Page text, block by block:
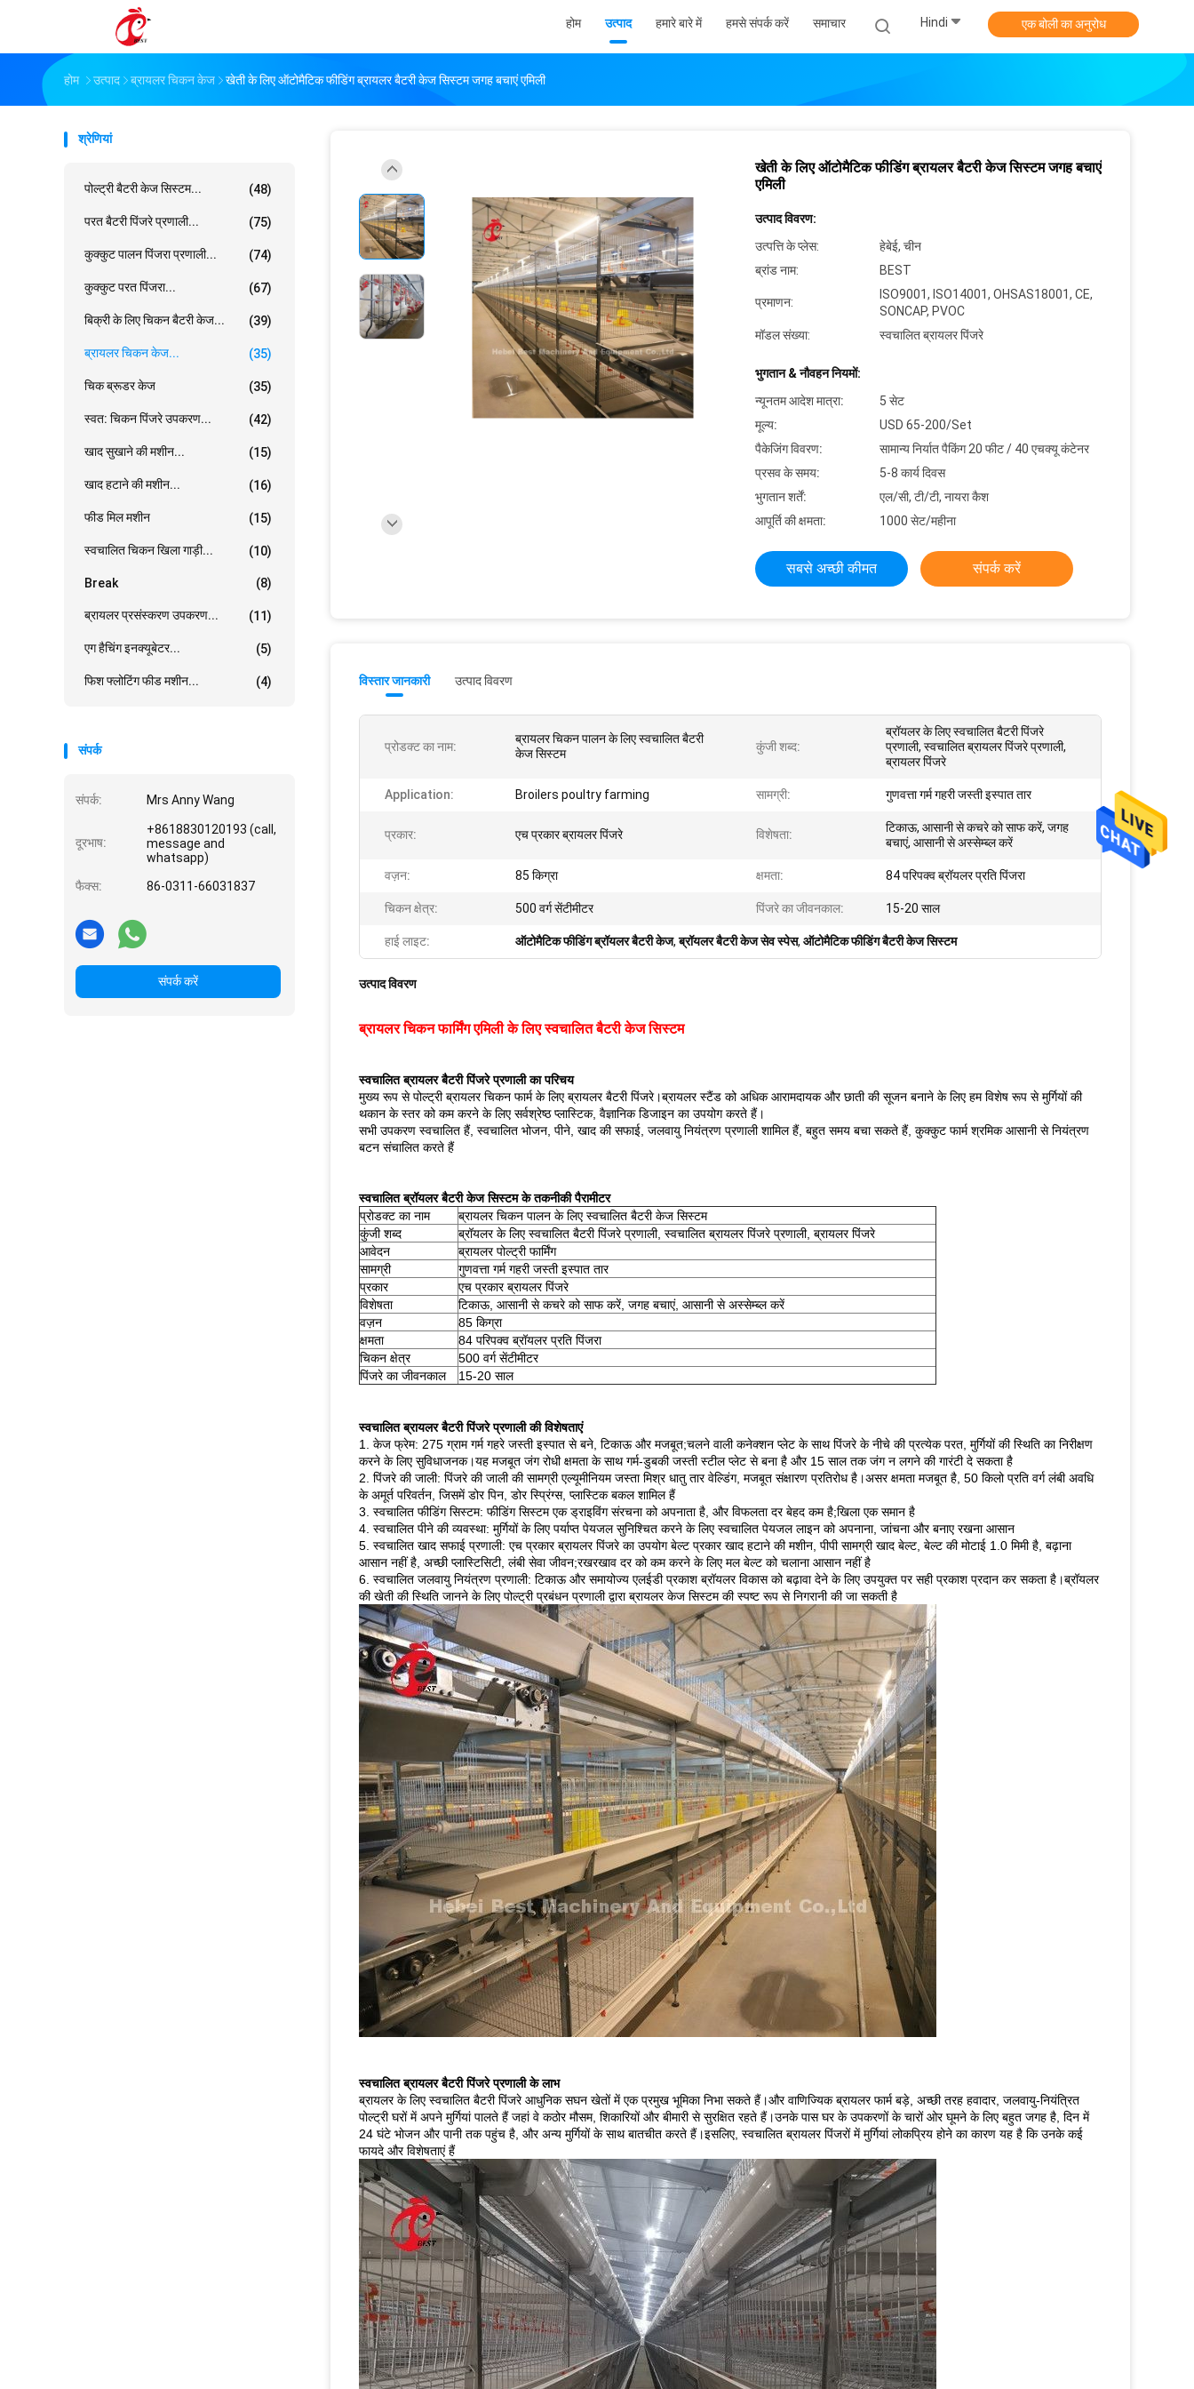
होम उत्पाद हमारे बारे में हमसे संपर्क करें समाचार Hindi एक बोली का अनुरोध
होम उत्पाद ब्रायलर चिकन केज खेती के लिए ऑटोमैटिक फीडिंग ब्रायलर बैटरी केज सिस्टम जगह बचाएं एमिली
श्रेणियां
पोल्ट्री बैटरी केज सिस्टम... (48)
परत बैटरी पिंजरे प्रणाली... (75)
कुक्कुट पालन पिंजरा प्रणाली... (74)
कुक्कुट परत पिंजरा... (67)
बिक्री के लिए चिकन बैटरी केज... (39)
ब्रायलर चिकन केज... (35)
चिक ब्रूडर केज (35)
स्वत: चिकन पिंजरे उपकरण... (42)
खाद सुखाने की मशीन... (15)
खाद हटाने की मशीन... (16)
फीड मिल मशीन (15)
स्वचालित चिकन खिला गाड़ी... (10)
Break (8)
ब्रायलर प्रसंस्करण उपकरण... (11)
एग हैचिंग इनक्यूबेटर... (5)
फिश फ्लोटिंग फीड मशीन... (4)
संपर्क
संपर्क: Mrs Anny Wang
दूरभाष:
+8618830120193 (call,
message and
whatsapp)
फैक्स:
86-0311-66031837
संपर्क करें
खेती के लिए ऑटोमैटिक फीडिंग ब्रायलर बैटरी केज सिस्टम जगह बचाएं
एमिली
उत्पाद विवरण:
उत्पत्ति के प्लेस:
हेबेई, चीन
ब्रांड नाम:
BEST
प्रमाणन:
ISO9001, ISO14001, OHSAS18001, CE,
SONCAP, PVOC
मॉडल संख्या:
स्वचालित ब्रायलर पिंजरे
भुगतान & नौवहन नियमों:
न्यूनतम आदेश मात्रा:
5 सेट
मूल्य:
USD 65-200/Set
पैकेजिंग विवरण:
सामान्य निर्यात पैकिंग 20 फीट / 40 एचक्यू कंटेनर
प्रसव के समय:
5-8 कार्य दिवस
भुगतान शर्तें:
एल/सी, टी/टी, नायरा कैश
आपूर्ति की क्षमता:
1000 सेट/महीना
सबसे अच्छी कीमत संपर्क करें
विस्तार जानकारी उत्पाद विवरण
प्रोडक्ट का नाम:
ब्रायलर चिकन पालन के लिए स्वचालित बैटरी
केज सिस्टम
कुंजी शब्द:
ब्रॉयलर के लिए स्वचालित बैटरी पिंजरे
प्रणाली, स्वचालित ब्रायलर पिंजरे प्रणाली,
ब्रायलर पिंजरे
Application: Broilers poultry farming सामग्री: गुणवत्ता गर्म गहरी जस्ती इस्पात तार
प्रकार: एच प्रकार ब्रायलर पिंजरे विशेषता:
टिकाऊ, आसानी से कचरे को साफ करें, जगह
बचाएं, आसानी से अस्सेम्ब्ल करें
वज़न: 85 किग्रा क्षमता: 84 परिपक्व ब्रॉयलर प्रति पिंजरा
चिकन क्षेत्र: 500 वर्ग सेंटीमीटर पिंजरे का जीवनकाल: 15-20 साल
हाई लाइट: ऑटोमैटिक फीडिंग ब्रॉयलर बैटरी केज,ब्रॉयलर बैटरी केज सेव स्पेस, ऑटोमैटिक फीडिंग बैटरी केज सिस्टम
उत्पाद विवरण
ब्रायलर चिकन फार्मिंग एमिली के लिए स्वचालित बैटरी केज सिस्टम
स्वचालित ब्रायलर बैटरी पिंजरे प्रणाली का परिचय
मुख्य रूप से पोल्ट्री ब्रायलर चिकन फार्म के लिए ब्रायलर बैटरी पिंजरे।ब्रायलर स्टैंड को अधिक आरामदायक और छाती की सूजन बनाने के लिए हम विशेष रूप से मुर्गियों की
थकान के स्तर को कम करने के लिए सर्वश्रेष्ठ प्लास्टिक, वैज्ञानिक डिजाइन का उपयोग करते हैं।
सभी उपकरण स्वचालित हैं, स्वचालित भोजन, पीने, खाद की सफाई, जलवायु नियंत्रण प्रणाली शामिल हैं, बहुत समय बचा सकते हैं, कुक्कुट फार्म श्रमिक आसानी से नियंत्रण
बटन संचालित करते हैं
स्वचालित ब्रॉयलर बैटरी केज सिस्टम के तकनीकी पैरामीटर
प्रोडक्ट का नाम
ब्रायलर चिकन पालन के लिए स्वचालित बैटरी केज सिस्टम
कुंजी शब्द
ब्रॉयलर के लिए स्वचालित बैटरी पिंजरे प्रणाली, स्वचालित ब्रायलर पिंजरे प्रणाली, ब्रायलर पिंजरे
आवेदन
ब्रायलर पोल्ट्री फार्मिंग
सामग्री
गुणवत्ता गर्म गहरी जस्ती इस्पात तार
प्रकार
एच प्रकार ब्रायलर पिंजरे
विशेषता
टिकाऊ, आसानी से कचरे को साफ करें, जगह बचाएं, आसानी से अस्सेम्ब्ल करें
वज़न
85 किग्रा
क्षमता
84 परिपक्व ब्रॉयलर प्रति पिंजरा
चिकन क्षेत्र
500 वर्ग सेंटीमीटर
पिंजरे का जीवनकाल
15-20 साल
स्वचालित ब्रायलर बैटरी पिंजरे प्रणाली की विशेषताएं
1. केज फ्रेम: 275 ग्राम गर्म गहरे जस्ती इस्पात से बने, टिकाऊ और मजबूत;चलने वाली कनेक्शन प्लेट के साथ पिंजरे के नीचे की प्रत्येक परत, मुर्गियों की स्थिति का निरीक्षण
करने के लिए सुविधाजनक।यह मजबूत जंग रोधी क्षमता के साथ गर्म-डुबकी जस्ती स्टील प्लेट से बना है और 15 साल तक जंग न लगने की गारंटी दे सकता है
2. पिंजरे की जाली: पिंजरे की जाली की सामग्री एल्यूमीनियम जस्ता मिश्र धातु तार वेल्डिंग, मजबूत संक्षारण प्रतिरोध है।असर क्षमता मजबूत है, 50 किलो प्रति वर्ग लंबी अवधि
के अमूर्त परिवर्तन, जिसमें डोर पिन, डोर स्प्रिंग्स, प्लास्टिक बकल शामिल हैं
3. स्वचालित फीडिंग सिस्टम: फीडिंग सिस्टम एक ड्राइविंग संरचना को अपनाता है, और विफलता दर बेहद कम है;खिला एक समान है
4. स्वचालित पीने की व्यवस्था: मुर्गियों के लिए पर्याप्त पेयजल सुनिश्चित करने के लिए स्वचालित पेयजल लाइन को अपनाना, जांचना और बनाए रखना आसान
5. स्वचालित खाद सफाई प्रणाली: एच प्रकार ब्रायलर पिंजरे का उपयोग बेल्ट प्रकार खाद हटाने की मशीन, पीपी सामग्री खाद बेल्ट, बेल्ट की मोटाई 1.0 मिमी है, बढ़ाना
आसान नहीं है, अच्छी प्लास्टिसिटी, लंबी सेवा जीवन;रखरखाव दर को कम करने के लिए मल बेल्ट को चलाना आसान नहीं है
6. स्वचालित जलवायु नियंत्रण प्रणाली: टिकाऊ और समायोज्य एलईडी प्रकाश ब्रॉयलर विकास को बढ़ावा देने के लिए उपयुक्त पर सही प्रकाश प्रदान कर सकता है।ब्रॉयलर
की खेती की स्थिति जानने के लिए पोल्ट्री प्रबंधन प्रणाली द्वारा ब्रायलर केज सिस्टम की स्पष्ट रूप से निगरानी की जा सकती है
स्वचालित ब्रायलर बैटरी पिंजरे प्रणाली के लाभ
ब्रायलर के लिए स्वचालित बैटरी पिंजरे आधुनिक सघन खेतों में एक प्रमुख भूमिका निभा सकते हैं।और वाणिज्यिक ब्रायलर फार्म बड़े, अच्छी तरह हवादार, जलवायु-नियंत्रित
पोल्ट्री घरों में अपने मुर्गियां पालते हैं जहां वे कठोर मौसम, शिकारियों और बीमारी से सुरक्षित रहते हैं।उनके पास घर के उपकरणों के चारों ओर घूमने के लिए बहुत जगह है, दिन में
24 घंटे भोजन और पानी तक पहुंच है, और अन्य मुर्गियों के साथ बातचीत करते हैं।इसलिए, स्वचालित ब्रायलर पिंजरों में मुर्गियां लोकप्रिय होने का कारण यह है कि उनके कई
फायदे और विशेषताएं हैं